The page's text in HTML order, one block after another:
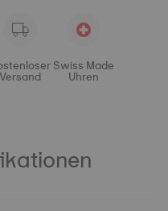
Versand
Swiss Made
Uhren